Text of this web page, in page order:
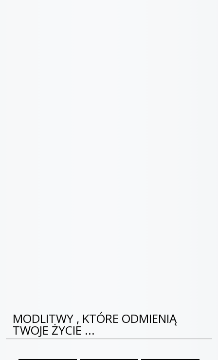
MODLITWY , KTÓRE ODMIENIĄ
TWOJE ŻYCIE ...